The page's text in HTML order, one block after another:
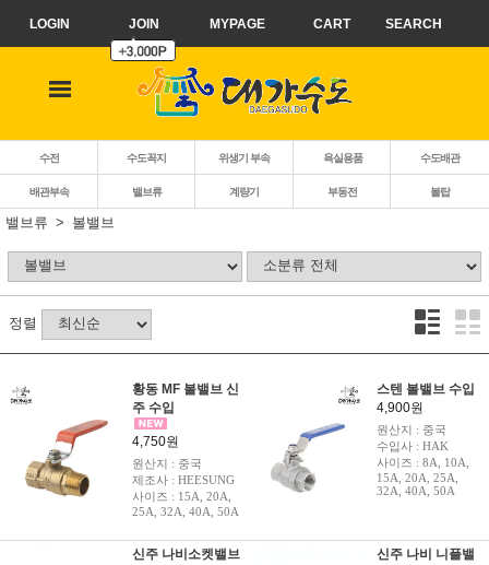
LOGIN JOIN MYPAGE CART SEARCH
수전 수도꼭지 위생기 부속 욕실용품 수도배관
배관부속 밸브류 계량기 부동전
볼탑
밸브류
볼밸브
정렬
황동 MF 볼밸브 신
주 수입
4,750원
원산지 : 중국
제조사 : HEESUNG
사이즈 : 15A, 20A,
25A, 32A, 40A, 50A
스텐 볼밸브 수입
4,900원
원산지 : 중국
수입사 : HAK
사이즈 : 8A, 10A,
15A, 20A, 25A,
32A, 40A, 50A
신주 나비소켓밸브
신주 나비 니플밸